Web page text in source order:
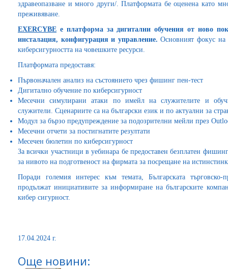
здравеопазване и много други/. Платформата бе оценена като
преживяване.
EXERCYBE е платформа за дигитални обучения от ново
инсталация, конфигурация и управление.Основният фокус
киберсигурността на човешките ресурси.
Платформата предоставя:
Първоначален анализ на състоянието чрез фишинг пен-тест
Дигитално обучение по киберсигурност
Месечни симулирани атаки по имейл на служителите и
служители. Сценариите са на български език и по актуални за
Модул за бързо предупреждение за подозрителни мейли през
Месечни отчети за постигнатите резултати
Месечен бюлетин по киберсигурност
За всички участници в уебинара бе предоставен безплатен
за нивото на подготвеност на фирмата за посрещане на
Поради големия интерес към темата, Българската
продължат инициативите за информиране на българските
кибер сигурност.
17.04.2024 г.
Още новини: